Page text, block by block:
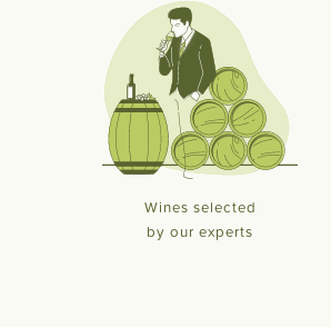
Wines selected
by our experts